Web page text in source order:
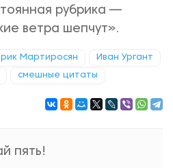
рубрика —
ветра шепчут».
Мартиросян Иван Ургант
смешные цитаты
пять!